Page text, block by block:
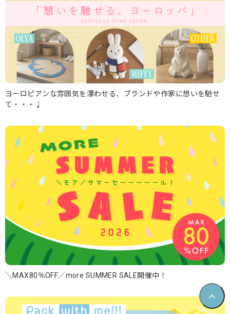
ヨーロピアンな雰囲気を漂わせる、ブランドや作家に想いを馳せ
て・・・♩
＼MAX80％OFF／more SUMMER SALE開催中！